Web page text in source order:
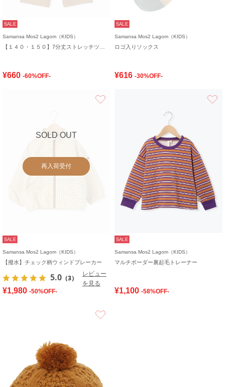
SALE
Samansa Mos2 Lagom（KIDS）
¥660 -60%OFF-
SALE
Samansa Mos2 Lagom（KIDS）
ロゴ入りソックス
¥616 -30%OFF-
SOLD OUT
再入荷受付
SALE
Samansa Mos2 Lagom（KIDS）
【撥水】チェック柄ウィンドブレーカー
5.0 （3）
レビュー
を見る
¥1,980 -50%OFF-
SALE
Samansa Mos2 Lagom（KIDS）
マルチボーダー裏起毛トレーナー
¥1,100 -58%OFF-